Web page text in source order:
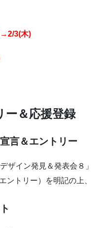
→2/3(木)
ー＆応援登録
言＆エントリー
ザイン発見＆発表会８
ントリー）を明記の上